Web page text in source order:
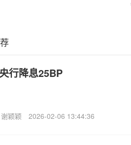
行降息25BP
谢颖颖 2026-02-06 13:44:36